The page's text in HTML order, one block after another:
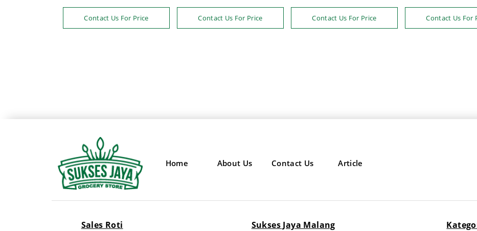
Contact Us For Price Contact Us For Price Contact Us For Price Contact Us For
Home About Us Contact Us Article
Sales Roti Sukses Jaya Malang